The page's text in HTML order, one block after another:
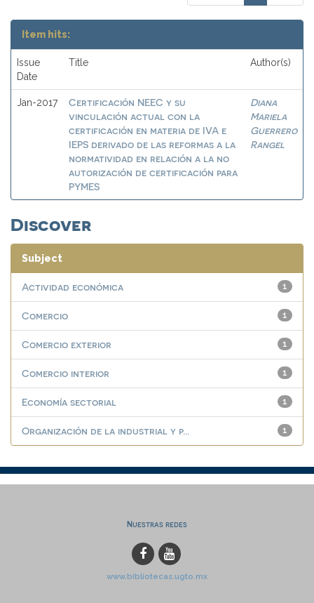
Item hits:
Issue
Date
Title Author(s)
Jan-2017
Certificación NEEC y su
vinculación actual con la
certificación en materia de IVA e
IEPS derivado de las reformas a la
normatividad en relación a la no
autorización de certificación para
PYMES
Diana
Mariela
Guerrero
Rangel
Discover
Subject
1
Actividad económica
1
Comercio
1
Comercio exterior
1
Comercio interior
1
Economía sectorial
1
Organización de la industrial y p...
Nuestras redes
www.bibliotecas.ugto.mx